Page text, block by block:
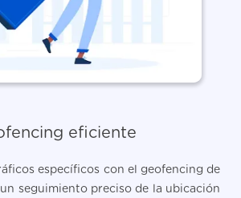
eficiente
específicos con el geofencing de
seguimiento preciso de la ubicación